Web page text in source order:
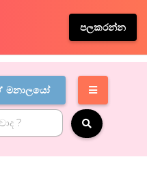
පලකරන්න
මනාලයෝ